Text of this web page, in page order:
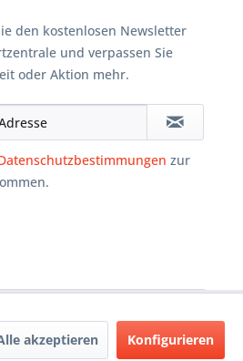
den kostenlosen Newsletter
und verpassen Sie
oder Aktion mehr.
zur
akzeptieren Konfigurieren